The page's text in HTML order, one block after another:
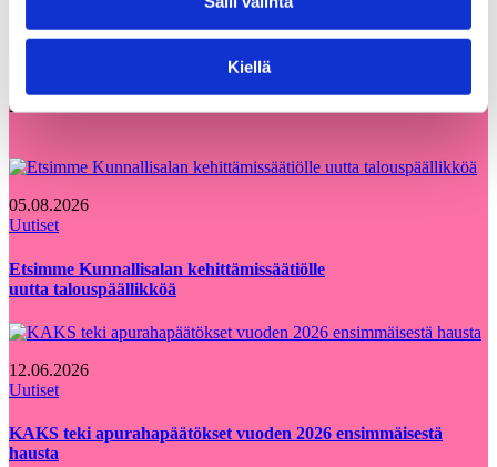
Kiellä
Voisit olla kiinnostunut myös
näistä
ajankohtaiset
05.08.2026
Uutiset
Etsimme Kunnallisalan kehittämissäätiölle
uutta talouspäällikköä
12.06.2026
Uutiset
KAKS teki apurahapäätökset vuoden 2026 ensimmäisestä
hausta